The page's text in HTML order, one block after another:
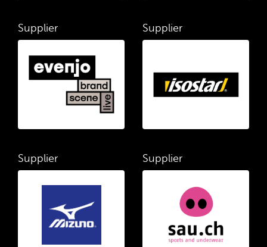
Supplier Supplier
Supplier Supplier